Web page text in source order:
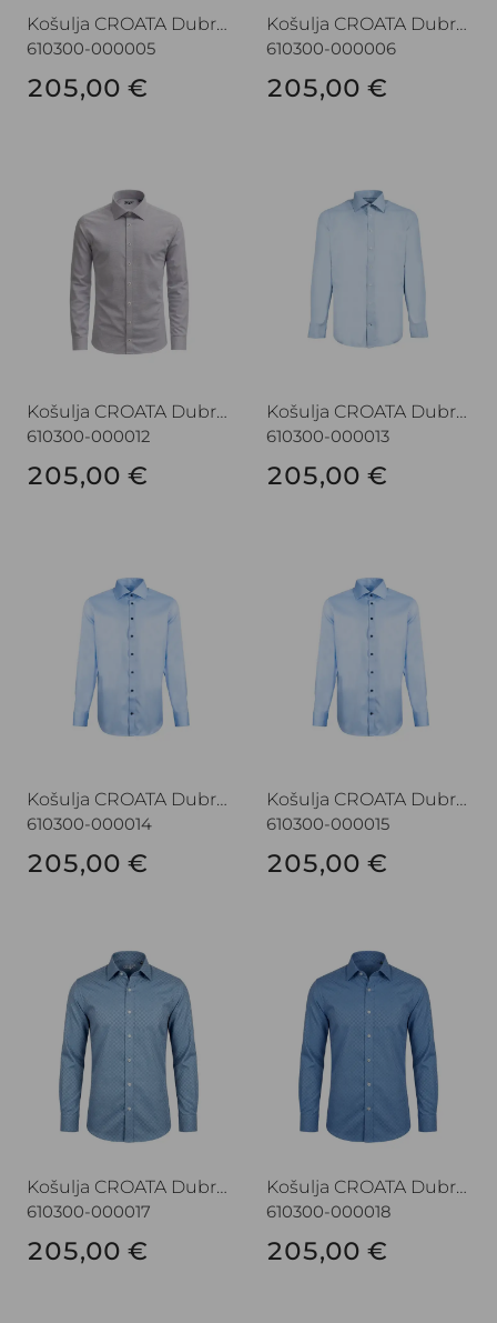
Košulja CROATA Dubrovnik
610300-000005
205,00 €
Košulja CROATA Dubrovnik
610300-000006
205,00 €
Košulja CROATA Dubrovnik
610300-000012
205,00 €
Košulja CROATA Dubrovnik
610300-000013
205,00 €
Košulja CROATA Dubrovnik
610300-000014
205,00 €
Košulja CROATA Dubrovnik
610300-000015
205,00 €
Košulja CROATA Dubrovnik
Košulja CROATA Dubrovnik
610300-000017
205,00 €
Košulja CROATA Dubrovnik
Košulja CROATA Dubrovnik
610300-000018
205,00 €